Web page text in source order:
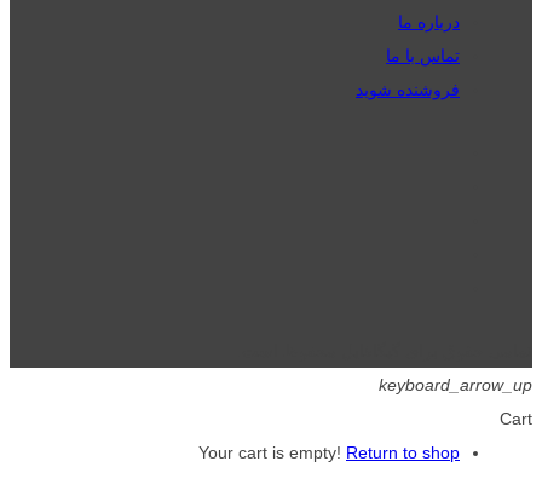
درباره ما
تماس با ما
فروشنده شوید
keyboard_arrow_up
Cart
Your cart is empty! Return to shop